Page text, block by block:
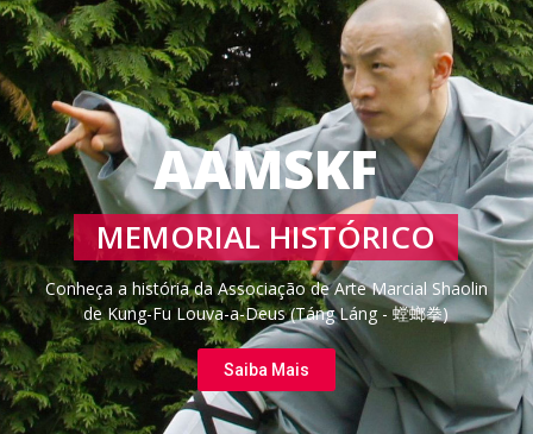
AAMSKF
MEMORIAL HISTÓRICO
Conheça a história da Associação de Arte Marcial Shaolin
de Kung-Fu Louva-a-Deus (Táng Láng - 螳螂拳)
Saiba Mais